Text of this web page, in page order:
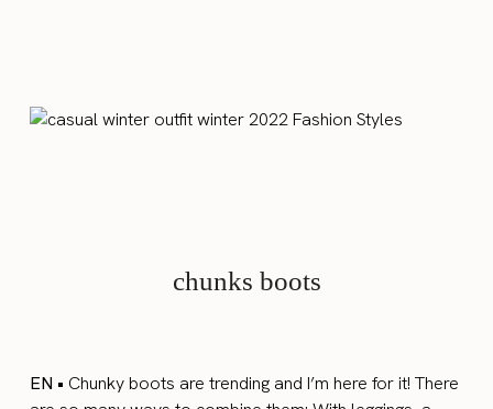
chunks boots
EN • Chunky boots are trending and I’m here for it! There